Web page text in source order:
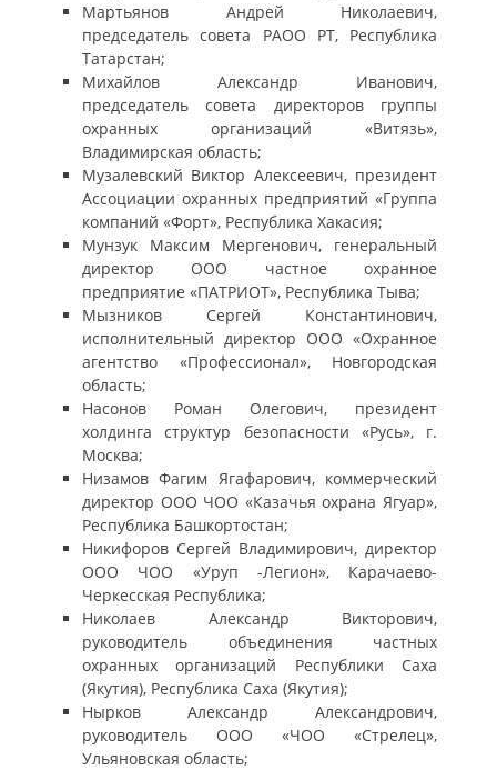
Мартьянов Андрей Николаевич,
председатель совета РАОО РТ, Республика
Татарстан;
Михайлов Александр Иванович,
председатель совета директоров группы
охранных организаций «Витязь»,
Владимирская область;
Музалевский Виктор Алексеевич, президент
Ассоциации охранных предприятий «Группа
компаний «Форт», Республика Хакасия;
Мунзук Максим Мергенович, генеральный
директор ООО частное охранное
предприятие «ПАТРИОТ», Республика Тыва;
Мызников Сергей Константинович,
исполнительный директор ООО «Охранное
агентство «Профессионал», Новгородская
область;
Насонов Роман Олегович, президент
холдинга структур безопасности «Русь», г.
Москва;
Низамов Фагим Ягафарович, коммерческий
директор ООО ЧОО «Казачья охрана Ягуар»,
Республика Башкортостан;
Никифоров Сергей Владимирович, директор
ООО ЧОО «Уруп -Легион», Карачаево-
Черкесская Республика;
Николаев Александр Викторович,
руководитель объединения частных
охранных организаций Республики Саха
(Якутия), Республика Саха (Якутия);
Нырков Александр Александрович,
руководитель ООО «ЧОО «Стрелец»,
Ульяновская область;